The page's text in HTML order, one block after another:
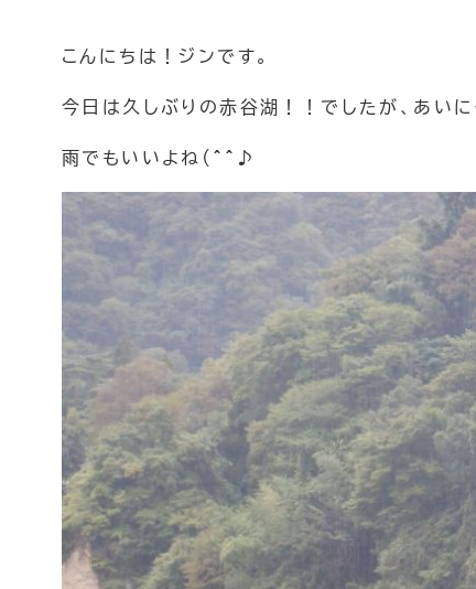
こんにちは！ジンです。
今日は久しぶりの赤谷湖！！でしたが、あいに
雨でもいいよね(^^♪